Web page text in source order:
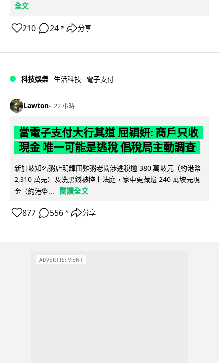
全文
210 24 ↗ 分享
科技娛樂 生活科技 電子支付
Lawton 22 小時
當電子支付大行其道 屈穎妍: 商戶只收
現金 唯一可能是逃稅 倡稅局主動調查
新加坡知名粥店明輝田雞粥老闆涉逃稅逾 380 萬坡元（約港幣
2,310 萬元）及洗黑錢被控上法庭，家中更藏逾 240 萬坡元現
金（約港幣...
閱讀全文
877 556 ↗ 分享
ADVERTISEMENT